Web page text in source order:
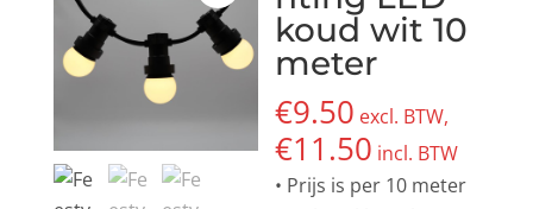
koud wit 10
meter
€9.50 excl. BTW,
€11.50 incl. BTW
• Prijs is per 10 meter